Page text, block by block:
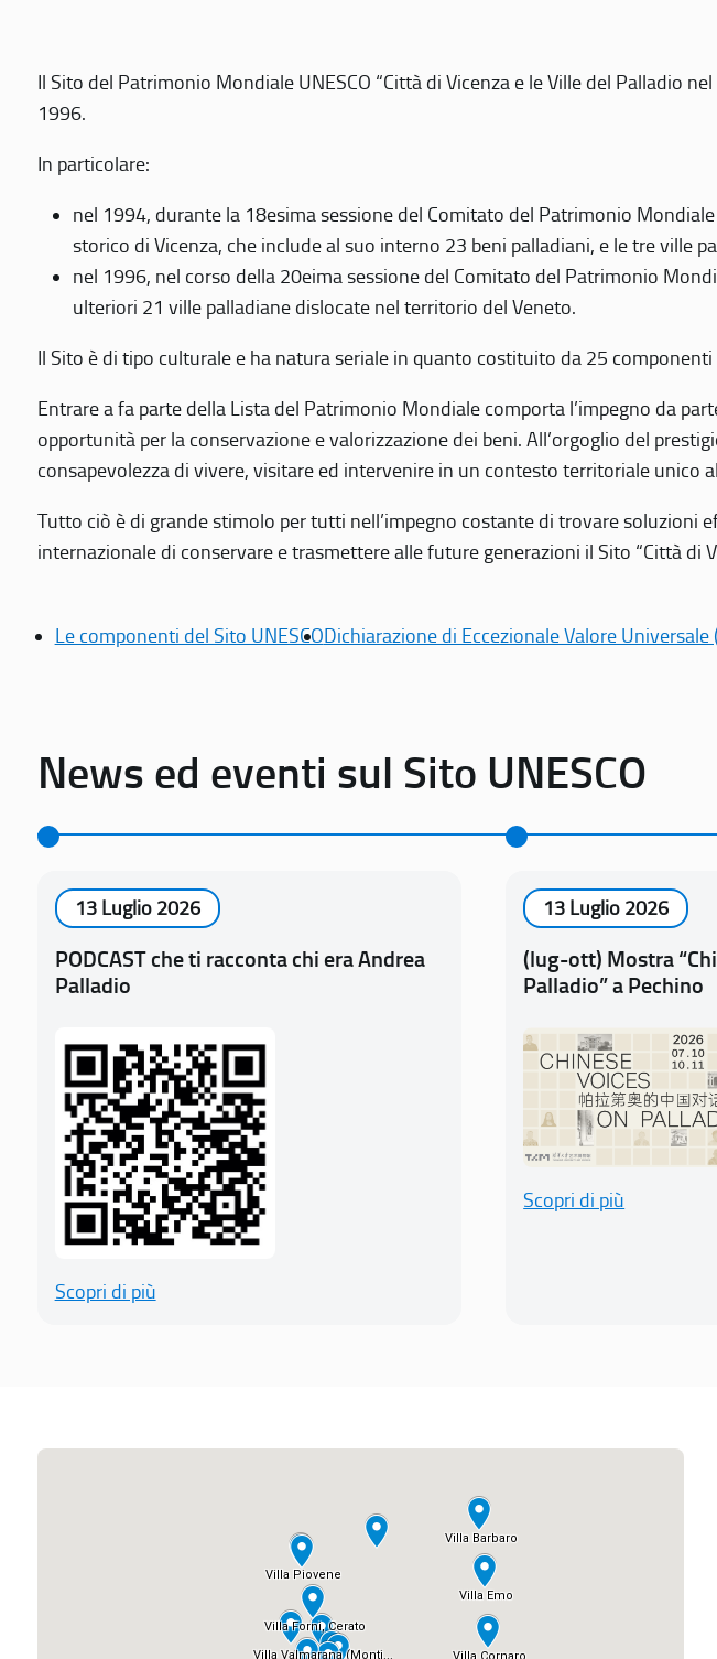
Il Sito del Patrimonio Mondiale UNESCO “Città di Vicenza e le Ville del Palladio
1996.
In particolare:
nel 1994, durante la 18esima sessione del Comitato del Patrimonio
storico di Vicenza, che include al suo interno 23 beni palladiani, e le tre ville
nel 1996, nel corso della 20eima sessione del Comitato del Patrimonio
ulteriori 21 ville palladiane dislocate nel territorio del Veneto.
Il Sito è di tipo culturale e ha natura seriale in quanto costituito da 25
Entrare a fa parte della Lista del Patrimonio Mondiale comporta l’impegno da
opportunità per la conservazione e valorizzazione dei beni. All’orgoglio del
consapevolezza di vivere, visitare ed intervenire in un contesto territoriale
Tutto ciò è di grande stimolo per tutti nell’impegno costante di trovare soluzioni
internazionale di conservare e trasmettere alle future generazioni il Sito “Città di
Le componenti del Sito UNESCODichiarazione di Eccezionale Valore Universale
News ed eventi sul Sito UNESCO
13 Luglio 2026
PODCAST che ti racconta chi era Andrea
Palladio
Scopri di più
13 Luglio 2026
(lug-ott) Mostra
Palladio” a Pechino
Scopri di più